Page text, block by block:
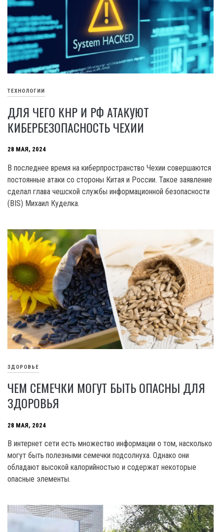
ТЕХНОЛОГИИ
ДЛЯ ЧЕГО КНР И РФ АТАКУЮТ
КИБЕРБЕЗОПАСНОСТЬ ЧЕХИИ
28 МАЯ, 2024
В последнее время на киберпространство Чехии совершаются
постоянные атаки со стороны Китая и России. Такое заявление
сделал глава чешской службы информационной безопасности
(BIS) Михаил Куделка.
ЗДОРОВЬЕ
ЧЕМ СЕМЕЧКИ МОГУТ БЫТЬ ОПАСНЫ ДЛЯ
ЗДОРОВЬЯ
28 МАЯ, 2024
В интернет сети есть множество информации о том, насколько
могут быть полезными семечки подсолнуха. Однако они
обладают высокой калорийностью и содержат некоторые
опасные элементы.